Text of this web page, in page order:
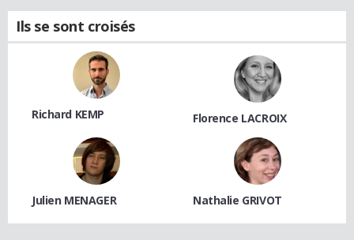
Ils se sont croisés
Richard KEMP Florence LACROIX
Julien MENAGER Nathalie GRIVOT